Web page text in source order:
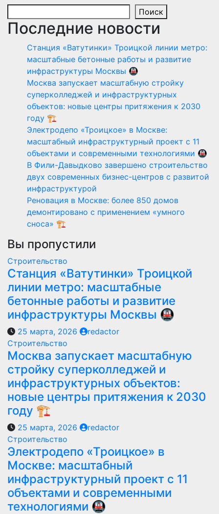
Поиск
Последние новости
Станция «Ватутинки» Троицкой линии метро:
масштабные бетонные работы и развитие
инфраструктуры Москвы 🚇
Москва запускает масштабную стройку
суперколледжей и инфраструктурных
объектов: новые центры притяжения к 2030
году 🏗️
Электродепо «Троицкое» в Москве:
масштабный инфраструктурный проект с 11
объектами и современными технологиями 🚇
В Фили-Давыдково завершено строительство
двух современных бизнес-центров с развитой
инфраструктурой
Реновация в Москве: более 850 домов
демонтировано с применением «умного
сноса» 🏗️
Вы пропустили
Строительство
Станция «Ватутинки» Троицкой
линии метро: масштабные
бетонные работы и развитие
инфраструктуры Москвы 🚇
25 марта, 2026
redactor
Строительство
Москва запускает масштабную
стройку суперколледжей и
инфраструктурных объектов:
новые центры притяжения к 2030
году 🏗️
25 марта, 2026
redactor
Строительство
Электродепо «Троицкое» в
Москве: масштабный
инфраструктурный проект с 11
объектами и современными
технологиями 🚇